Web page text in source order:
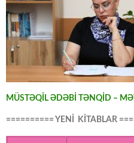
MÜSTƏQİL ƏDƏBİ TƏNQİD –
========== YENİ KİTABLAR